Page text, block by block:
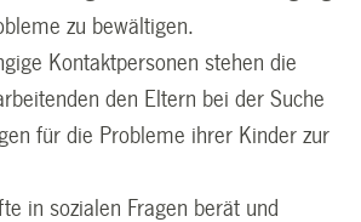
zu bewältigen.
Kontaktpersonen stehen die
den Eltern bei der Suche
für die Probleme ihrer Kinder zur
in sozialen Fragen berät und